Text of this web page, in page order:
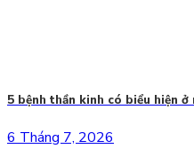
5 bệnh thần kinh có biểu hiện ở
6 Tháng 7, 2026